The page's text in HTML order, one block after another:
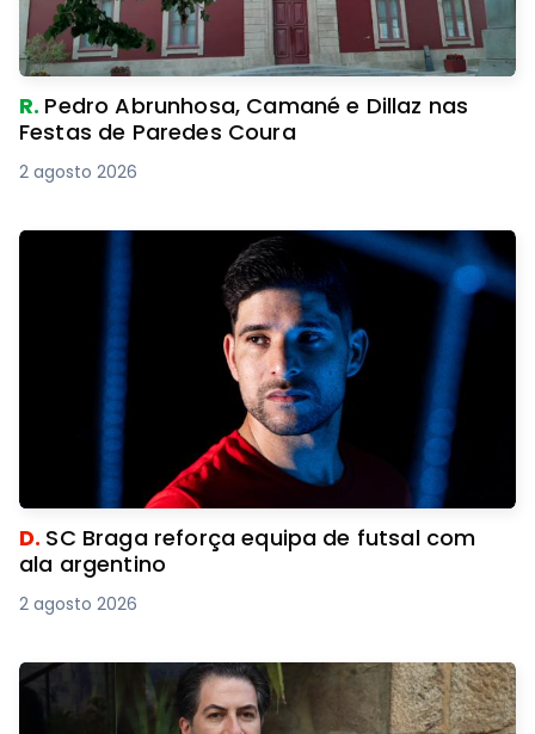
R. Pedro Abrunhosa, Camané e Dillaz nas
Festas de Paredes Coura
2 agosto 2026
D. SC Braga reforça equipa de futsal com
ala argentino
2 agosto 2026